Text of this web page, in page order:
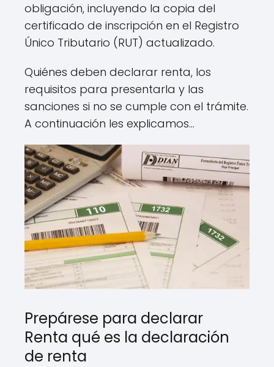
obligación, incluyendo la copia del
certificado de inscripción en el Registro
Único Tributario (RUT) actualizado.
Quiénes deben declarar renta, los
requisitos para presentarla y las
sanciones si no se cumple con el trámite.
A continuación les explicamos…
Prepárese para declarar
Renta qué es la declaración
de renta